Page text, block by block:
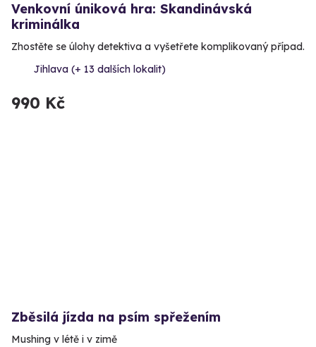
Venkovní úniková hra: Skandinávská
kriminálka
Zhostěte se úlohy detektiva a vyšetřete komplikovaný případ.
Jihlava (+ 13 dalších lokalit)
990 Kč
Zběsilá jízda na psím spřežením
Mushing v létě i v zimě